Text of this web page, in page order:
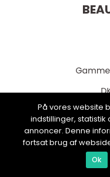
På vores website
indstillinger,
annoncer. Denne
fortsat brug af
Ok